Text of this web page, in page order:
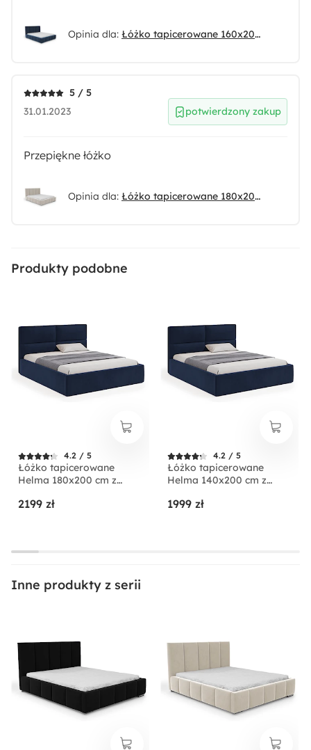
Opinia dla: Łóżko tapicerowane 160x200 cm Bodera z pojemnikiem niebieskie w tkaninie hydrofobowej
5 / 5
31.01.2023
potwierdzony zakup
Przepiękne łóżko
Opinia dla: Łóżko tapicerowane 180x200 cm Bodera z pojemnikiem kremowe w tkaninie hydrofobowej
Produkty podobne
4.2 / 5
Łóżko tapicerowane
Helma 180x200 cm z
welur
2199 zł
4.2 / 5
Łóżko tapicerowane
Helma 140x200 cm z
welur
1999 zł
Inne produkty z serii